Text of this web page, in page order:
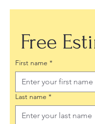
Free
First name *
Last name *